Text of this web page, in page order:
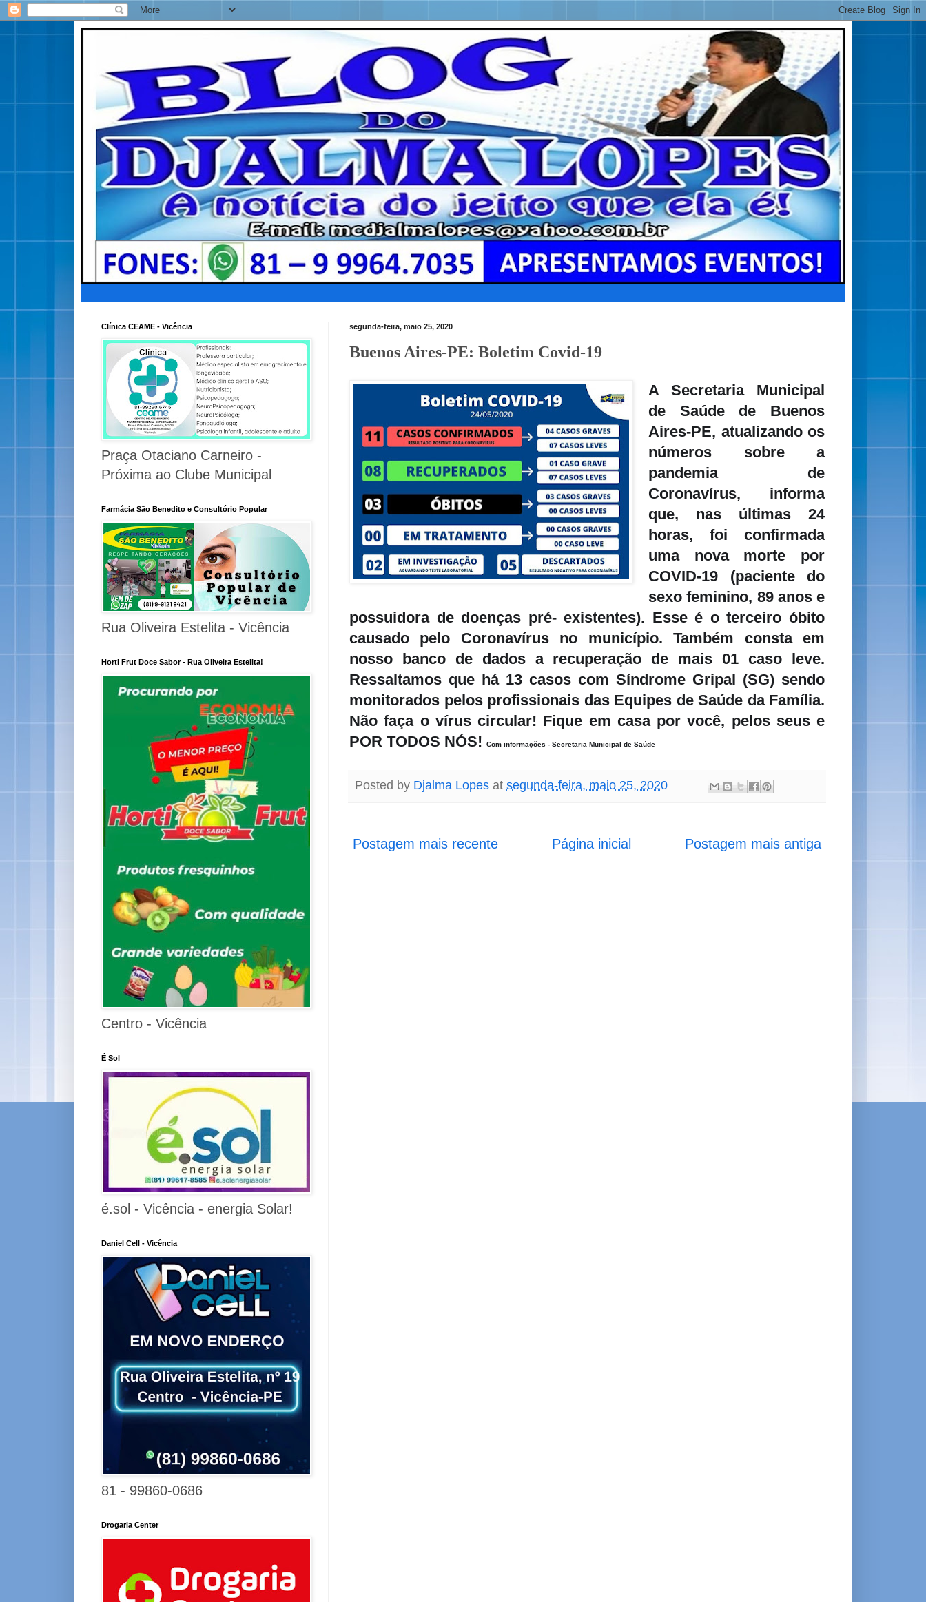
segunda-feira, maio 25, 2020
Buenos Aires-PE: Boletim Covid-19
A Secretaria Municipal
de Saúde de Buenos
Aires-PE, atualizando os
números sobre a
pandemia de
Coronavírus, informa
que, nas últimas 24
horas, foi confirmada
uma nova morte por
COVID-19 (paciente do
sexo feminino, 89 anos e
possuidora de doenças pré- existentes). Esse é o terceiro óbito
causado pelo Coronavírus no município. Também consta em
nosso banco de dados a recuperação de mais 01 caso leve.
Ressaltamos que há 13 casos com Síndrome Gripal (SG) sendo
monitorados pelos profissionais das Equipes de Saúde da Família.
Não faça o vírus circular! Fique em casa por você, pelos seus e
POR TODOS NÓS!
Com informações - Secretaria Municipal de Saúde
Posted by Djalma Lopes at segunda-feira, maio 25, 2020
Postagem mais recente Postagem mais antiga
Página inicial
Clínica CEAME - Vicência
Praça Otaciano Carneiro -
Próxima ao Clube Municipal
Farmácia São Benedito e Consultório Popular
Rua Oliveira Estelita - Vicência
Horti Frut Doce Sabor - Rua Oliveira Estelita!
Centro - Vicência
É Sol
é.sol - Vicência - energia Solar!
Daniel Cell - Vicência
81 - 99860-0686
Drogaria Center